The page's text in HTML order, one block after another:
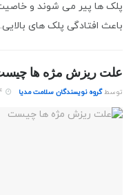
پلک ها پیر می شوند و
باعث افتادگی پلک های
علت ریزش مژه ها
توسط گروه نویسندگان سلامت مدیا